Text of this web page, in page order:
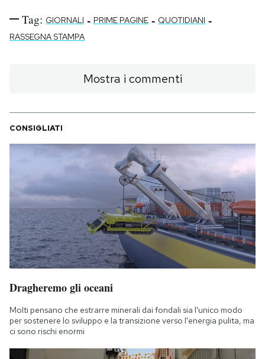
Tag: GIORNALI - PRIME PAGINE - QUOTIDIANI -
RASSEGNA STAMPA
Mostra i commenti
CONSIGLIATI
Dragheremo gli oceani
Molti pensano che estrarre minerali dai fondali sia l'unico modo
per sostenere lo sviluppo e la transizione verso l'energia pulita, ma
ci sono rischi enormi